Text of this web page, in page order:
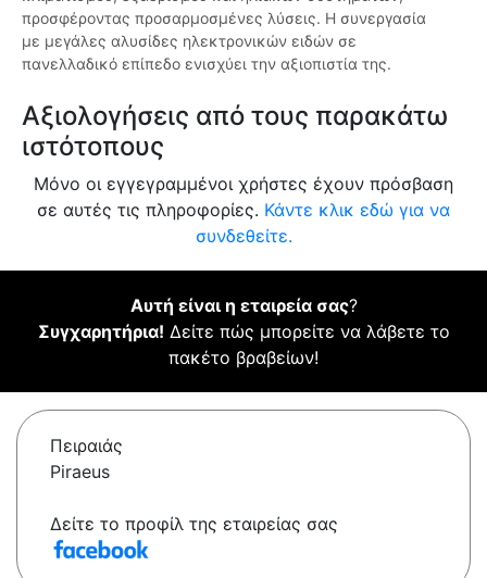
προσφέροντας προσαρμοσμένες λύσεις. Η συνεργασία
με μεγάλες αλυσίδες ηλεκτρονικών ειδών σε
πανελλαδικό επίπεδο ενισχύει την αξιοπιστία της.
Αξιολογήσεις από τους παρακάτω
ιστότοπους
Μόνο οι εγγεγραμμένοι χρήστες έχουν πρόσβαση
σε αυτές τις πληροφορίες. Κάντε κλικ εδώ για να
συνδεθείτε.
Αυτή είναι η εταιρεία σας?
Συγχαρητήρια! Δείτε πώς μπορείτε να λάβετε το
πακέτο βραβείων!
Πειραιάς
Piraeus
Δείτε το προφίλ της εταιρείας σας